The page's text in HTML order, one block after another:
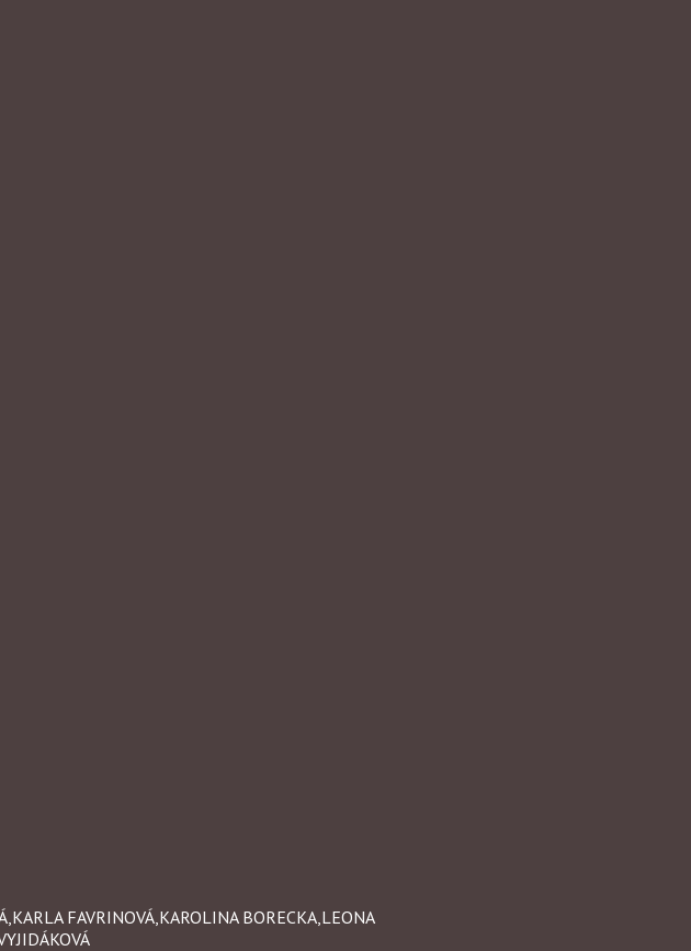
FAVRINOVÁ,KAROLINA BORECKA,LEONA